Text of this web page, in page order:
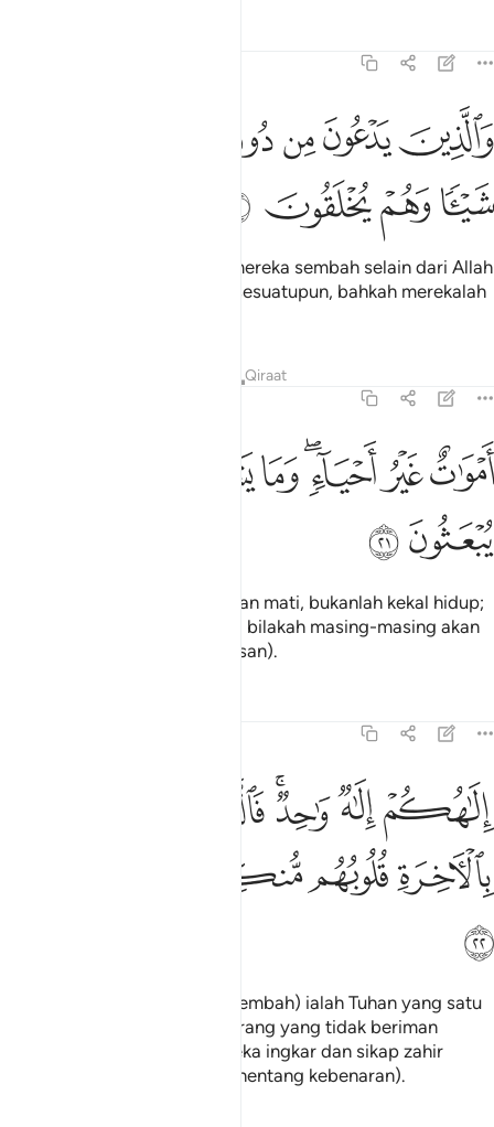
والذين يدعون من دون الله لا يخلقون شييا وهم يخلقون ٢٠
وَٱلَّذِينَ يَدْعُونَ مِن دُونِ ٱللَّهِ لَا يَخْلُقُونَ شَيْـًۭٔا وَهُمْ يُخْلَقُونَ ٢٠
ﱯﱰﱱﱲ
ﱶﱷﱸ ﱹ
Dan makhluk-makhluk yang mereka sembah selain dari Allah
itu tidak dapat menciptakan sesuatupun, bahkah merekalah
Qiraat
اموات غير احياء وما يشعرون ايان يبعثون ٢١
أَمْوَٰتٌ غَيْرُ أَحْيَآءٍۢ ۖ وَمَا يَشْعُرُونَ أَيَّانَ يُبْعَثُونَ ٢١
ﱺﱻﱼﱽﱾﱿ
ﲁﲂ
Makhluk-makhluk itu tetap akan mati, bukanlah kekal hidup;
dan mereka tidak mengetahui bilakah masing-masing akan
dibangkitkan (menerima balasan).
الاهكم الاه واحد فالذين لا يومنون بالاخرة قلوبهم منكرة وهم مستكبرون
إِلَـٰهُكُمْ إِلَـٰهٌۭ وَٰحِدٌۭ ۚ فَٱلَّذِينَ لَا يُؤْمِنُونَ بِٱلْـَٔاخِرَةِ قُلُوبُهُم مُّنكِرَةٌۭ
ﲃﲄﲅﲆﲇ
ﲊﲋﲌ
ﲏ
Tuhan kamu (yang berhak disembah) ialah Tuhan yang satu
(Maha Esa); oleh itu, orang-orang yang tidak beriman
kepada hari akhirat: hati mereka ingkar dan sikap zahir
mereka sombong takbur (menentang kebenaran).